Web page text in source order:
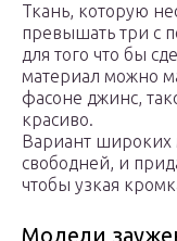
Ткань, которую
превышать три с
для того что бы
материал можно
фасоне джинс,
красиво.
Вариант широких
свободней, и
чтобы узкая
Модели